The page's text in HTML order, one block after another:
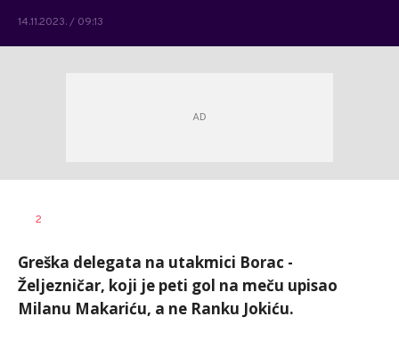
14.11.2023. / 09:13
AUTOR
2
Greška delegata na utakmici Borac -
Željezničar, koji je peti gol na meču upisao
Milanu Makariću, a ne Ranku Jokiću.